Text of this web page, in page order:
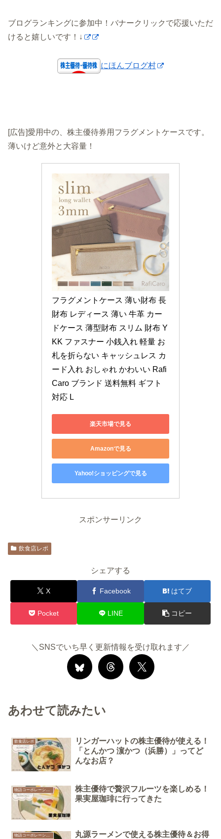
ブログランキングに参加中！バナークリックで応援いただ
けると嬉しいです！↓
にほんブログ村
[広告]愛用中の、株主優待券用フラグメントケースです。
薄いけど意外と大容量！
フラグメントケース 薄い財布 長
財布 レディース 薄い 牛革 カー
ドケース 薄型財布 スリム 財布 Y
KK ファスナー 小銭入れ 軽量 お
札を折らない キャッシュレス カ
ード入れ おしゃれ かわいい Rafi
Caro ブランド 送料無料 ギフト
対応 L
楽天市場で見る
Amazonで見る
Yahoo!ショッピングで見る
スポンサーリンク
飲食店レポ
シェアする
X Facebook はてブ
Pocket LINE コピー
＼SNSでいち早く更新情報を受け取れます／
あわせて読みたい
飲食店レポ
リンガーハットの株主優待が使える！
「とんかつ 濵かつ（浜勝）」ってど
んなお店？
物語コーポレーション
株主優待で贅沢フルーツを楽しめる！
果実屋珈琲に行ってきた
物語コーポレーション
丸源ラーメンで使える株主優待＆お得